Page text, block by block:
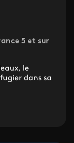
5 et sur
le
dans sa